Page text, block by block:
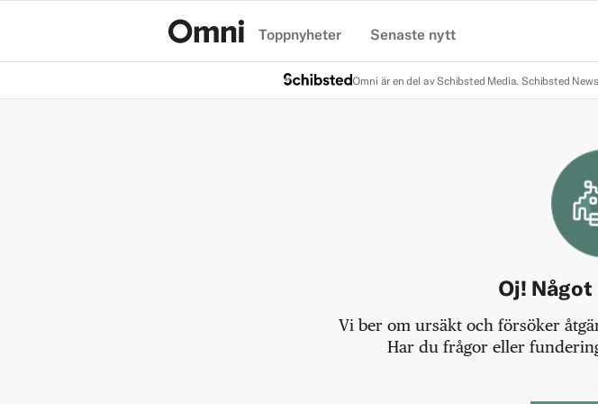
Toppnyheter Senaste nytt
Omni är en del av Schibsted Media. Schibsted
Oj!
Vi ber om ursäkt och försöker
Har du frågor eller